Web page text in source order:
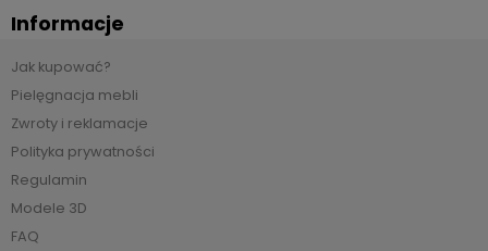
Informacje
Jak kupować?
Pielęgnacja mebli
Zwroty i reklamacje
Polityka prywatności
Regulamin
Modele 3D
FAQ